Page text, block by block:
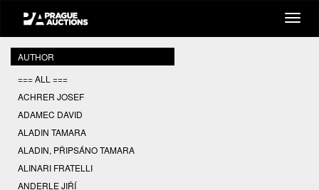
AUTHOR
=== ALL ===
ACHRER JOSEF
ADAMEC DAVID
ALADIN TAMARA
ALADIN, PŘIPSÁNO TAMARA
ALINARI FRATELLI
ANDERLE JIŘÍ